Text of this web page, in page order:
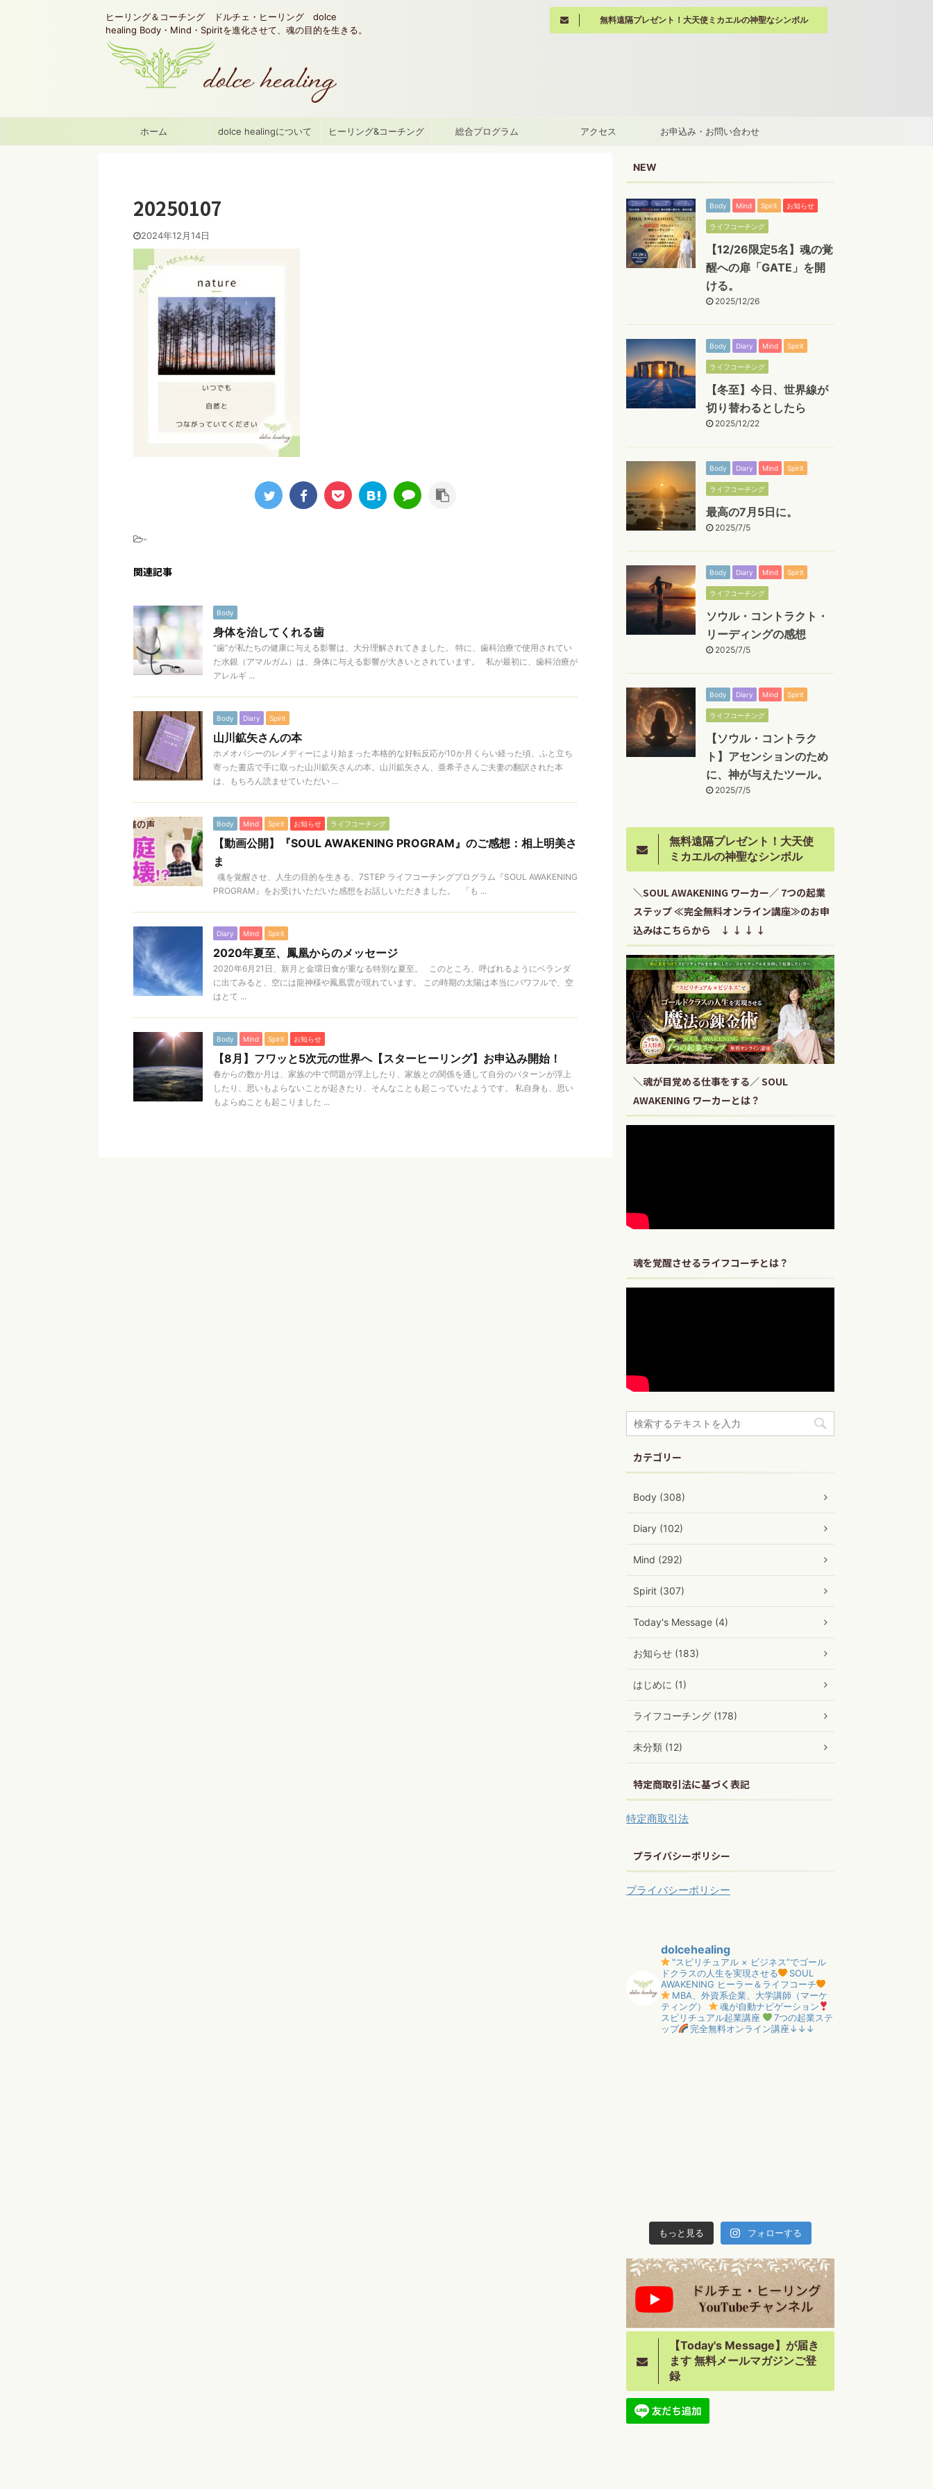
ヒーリング＆コーチング ドルチェ・ヒーリング dolce
healing Body・Mind・Spiritを進化させて、魂の目的を生きる。
無料遠隔プレゼント！大天使ミカエルの神聖なシンボル
ホーム dolce healingについて ヒーリング&コーチング 総合プログラム アクセス お申込み・お問い合わせ
20250107
2024年12月14日
-
関連記事
Body
身体を治してくれる歯
“歯”が私たちの健康に与える影響は、大分理解されてきました。 特に、歯科治療で使用されてい
た水銀（アマルガム）は、身体に与える影響が大きいとされています。 私が最初に、歯科治療が
アレルギ ...
Body Diary Spirit
山川鉱矢さんの本
ホメオパシーのレメディーにより始まった本格的な好転反応が10か月くらい経った頃、ふと立ち
寄った書店で手に取った山川鉱矢さんの本。山川鉱矢さん、亜希子さんご夫妻の翻訳された本
は、もちろん読ませていただい ...
Body Mind Spirit お知らせ ライフコーチング
【動画公開】『SOUL AWAKENING PROGRAM』のご感想：相上明美さ
ま
魂を覚醒させ、人生の目的を生きる、7STEP ライフコーチングプログラム『SOUL AWAKENING
PROGRAM』をお受けいただいた感想をお話しいただきました。 「も ...
Diary Mind Spirit
2020年夏至、鳳凰からのメッセージ
2020年6月21日、新月と金環日食が重なる特別な夏至。 このところ、呼ばれるようにベランダ
に出てみると、空には龍神様や鳳凰雲が現れています。 この時期の太陽は本当にパワフルで、空
はとて ...
Body Mind Spirit お知らせ
【8月】フワッと5次元の世界へ【スターヒーリング】お申込み開始！
春からの数か月は、家族の中で問題が浮上したり、家族との関係を通して自分のパターンが浮上
したり、思いもよらないことが起きたり、そんなことも起こっていたようです。 私自身も、思い
もよらぬことも起こりました ...
NEW
Body Mind Spirit お知らせ
ライフコーチング
【12/26限定5名】魂の覚
醒への扉「GATE」を開
ける。
2025/12/26
Body Diary Mind Spirit
ライフコーチング
【冬至】今日、世界線が
切り替わるとしたら
2025/12/22
Body Diary Mind Spirit
ライフコーチング
最高の7月5日に。
2025/7/5
Body Diary Mind Spirit
ライフコーチング
ソウル・コントラクト・
リーディングの感想
2025/7/5
Body Diary Mind Spirit
ライフコーチング
【ソウル・コントラク
ト】アセンションのため
に、神が与えたツール。
2025/7/5
無料遠隔プレゼント！大天使
ミカエルの神聖なシンボル
＼SOUL AWAKENING ワーカー／ 7つの起業
ステップ ≪完全無料オンライン講座≫のお申
込みはこちらから ↓ ↓ ↓ ↓
＼魂が目覚める仕事をする／ SOUL
AWAKENING ワーカーとは？
魂を覚醒させるライフコーチとは？
カテゴリー
Body (308)
Diary (102)
Mind (292)
Spirit (307)
Today's Message (4)
お知らせ (183)
はじめに (1)
ライフコーチング (178)
未分類 (12)
特定商取引法に基づく表記
特定商取引法
プライバシーポリシー
プライバシーポリシー
dolcehealing
"スピリチュアル × ビジネス”でゴール
ドクラスの人生を実現させる
SOUL
AWAKENING ヒーラー＆ライフコーチ
MBA、外資系企業、大学講師（マーケ
ティング）
魂が自動ナビゲーション
スピリチュアル起業講座
7つの起業ステ
ップ
完全無料オンライン講座↓↓↓
もっと見る フォローする
【Today's Message】が届き
ます 無料メールマガジンご登
録